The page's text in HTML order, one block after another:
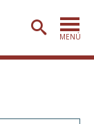
MENÚ